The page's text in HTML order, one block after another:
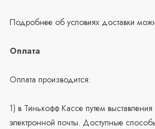
Подробнее об условиях доставки
Оплата
Оплата производится:
1) в Тинькофф Кассе путем
электронной почты. Доступные